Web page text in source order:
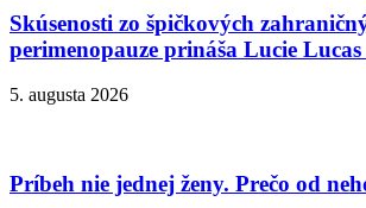
Skúsenosti zo špičkových
perimenopauze prináša Lucie
5. augusta 2026
Príbeh nie jednej ženy. Prečo od